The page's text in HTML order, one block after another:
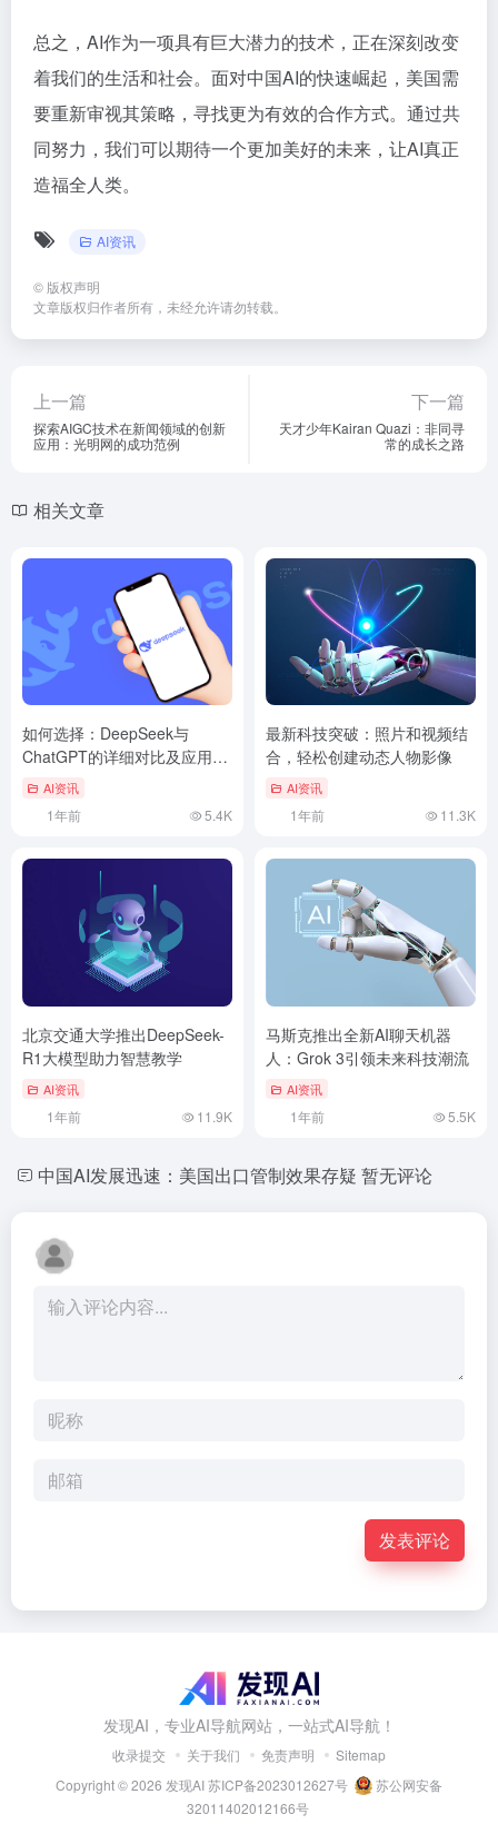
总之，AI作为一项具有巨大潜力的技术，正在深刻改变
着我们的生活和社会。面对中国AI的快速崛起，美国需
要重新审视其策略，寻找更为有效的合作方式。通过共
同努力，我们可以期待一个更加美好的未来，让AI真正
造福全人类。
AI资讯
© 版权声明
文章版权归作者所有，未经允许请勿转载。
上一篇
探索AIGC技术在新闻领域的创新
应用：光明网的成功范例
下一篇
天才少年Kairan Quazi：非同寻
常的成长之路
相关文章
如何选择：DeepSeek与
ChatGPT的详细对比及应用场
景 AI资讯
1年前 5.4K
最新科技突破：照片和视频结
合，轻松创建动态人物影像
AI资讯
1年前 11.3K
北京交通大学推出DeepSeek-
R1大模型助力智慧教学
AI资讯
1年前 11.9K
马斯克推出全新AI聊天机器
人：Grok 3引领未来科技潮流
AI资讯
1年前 5.5K
中国AI发展迅速：美国出口管制效果存疑 暂无评论
发表评论
发现AI，专业AI导航网站，一站式AI导航！
收录提交 关于我们 免责声明
Sitemap
Copyright © 2026 发现AI苏ICP备2023012627号
苏公网安备
32011402012166号